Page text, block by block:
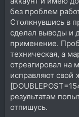
без проблем
Столкнувшись в
сделал выводы и
применение.
техническая, а
отреагировал на
исправляют свой
результатам
отпишусь.